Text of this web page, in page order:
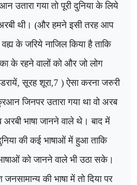
उतारा गया तो पूरी दुनिया के लिये
थी। (और हमने इसी तरह आप
के जरिये नाजिल किया है ताकि
के रहने वालों को और जो लोग
,सूरह शूरा,7 )ऐसा करना जरुरी
जिनपर उतारा गया था वो अरब
भाषा जानने वाले थे। बाद में
की कई भाषाओं में हुआ ताकि
को जानने वाले भी उठा सके।
की भाषा में तो दिया पर